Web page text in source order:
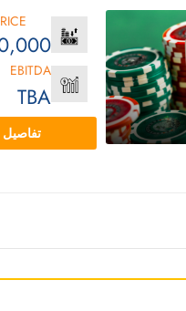
EBITDA
TBA
تفاصيل